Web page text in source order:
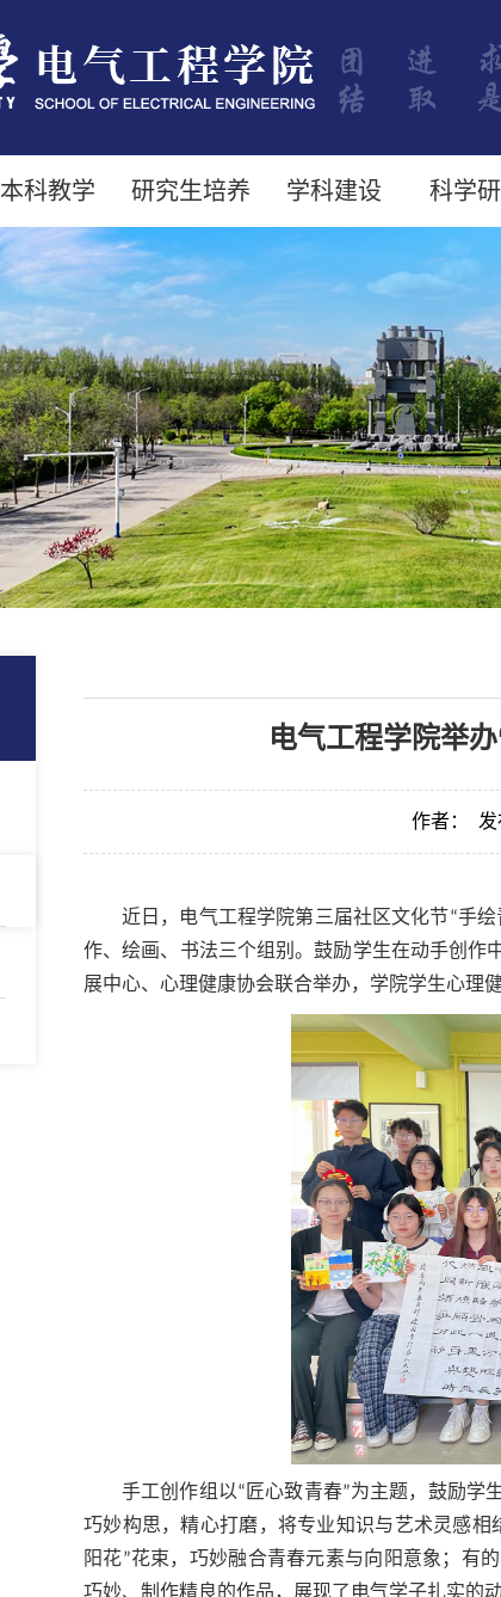
本科教学 研究生培养 学科建设 科学
电气工程学院举
作者：
近日，电气工程学院第三届社区文化节“手
作、绘画、书法三个组别。鼓励学生在动手创作
展中心、心理健康协会联合举办，学院学生心理
手工创作组以“匠心致青春”为主题，鼓励学
巧妙构思，精心打磨，将专业知识与艺术灵感
阳花”花束，巧妙融合青春元素与向阳意象；有